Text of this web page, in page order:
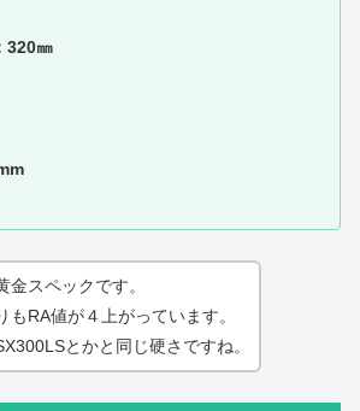
320㎜
金スペックです。
もRA値が４上がっています。
とかと同じ硬さですね。